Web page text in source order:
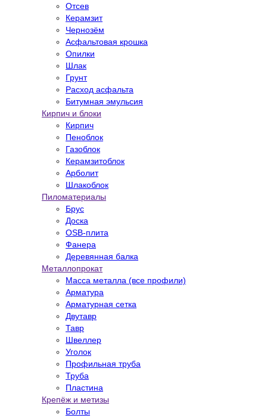
Отсев
Керамзит
Чернозём
Асфальтовая крошка
Опилки
Шлак
Грунт
Расход асфальта
Битумная эмульсия
Кирпич и блоки
Кирпич
Пеноблок
Газоблок
Керамзитоблок
Арболит
Шлакоблок
Пиломатериалы
Брус
Доска
OSB-плита
Фанера
Деревянная балка
Металлопрокат
Масса металла (все профили)
Арматура
Арматурная сетка
Двутавр
Тавр
Швеллер
Уголок
Профильная труба
Труба
Пластина
Крепёж и метизы
Болты